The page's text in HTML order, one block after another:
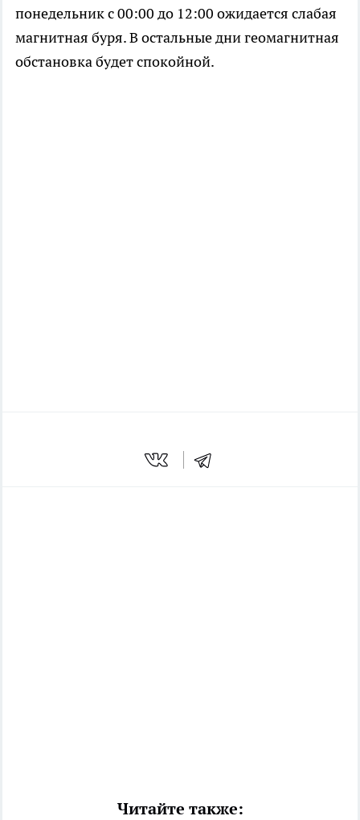
понедельник с 00:00 до 12:00 ожидается слабая
магнитная буря. В остальные дни геомагнитная
обстановка будет спокойной.
Читайте также: